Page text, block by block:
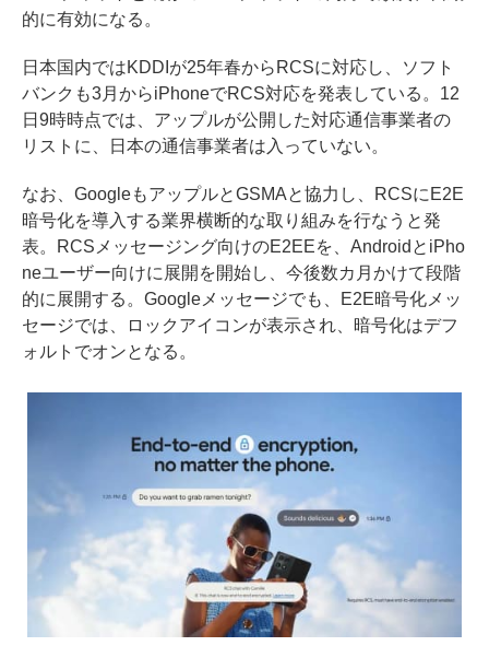
的に有効になる。
日本国内ではKDDIが25年春からRCSに対応し、ソフト
バンクも3月からiPhoneでRCS対応を発表している。12
日9時時点では、アップルが公開した対応通信事業者の
リストに、日本の通信事業者は入っていない。
なお、GoogleもアップルとGSMAと協力し、RCSにE2E
暗号化を導入する業界横断的な取り組みを行なうと発
表。RCSメッセージング向けのE2EEを、AndroidとiPho
neユーザー向けに展開を開始し、今後数カ月かけて段階
的に展開する。Googleメッセージでも、E2E暗号化メッ
セージでは、ロックアイコンが表示され、暗号化はデフ
ォルトでオンとなる。